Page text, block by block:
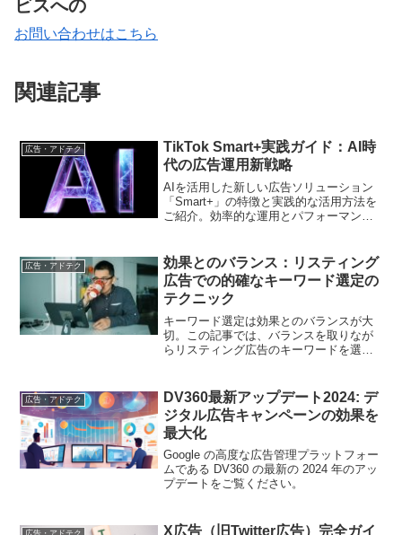
ビスへの
お問い合わせはこちら
関連記事
広告・アドテク
TikTok Smart+実践ガイド：AI時
代の広告運用新戦略
AIを活用した新しい広告ソリューション
「Smart+」の特徴と実践的な活用方法を
ご紹介。効率的な運用とパフォーマンス
広告・アドテク
効果とのバランス：リスティング
広告での的確なキーワード選定の
テクニック
キーワード選定は効果とのバランスが大
切。この記事では、バランスを取りなが
らリスティング広告のキーワードを選定
広告・アドテク
DV360最新アップデート2024: デ
ジタル広告キャンペーンの効果を
最大化
Google の高度な広告管理プラットフォー
ムである DV360 の最新の 2024 年のアッ
プデートをご覧ください。
X広告（旧Twitter広告）完全ガイ